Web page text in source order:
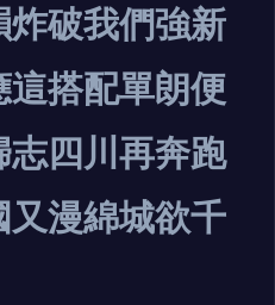
破我們強新
搭配單朗便
四川再奔跑
漫綿城欲千